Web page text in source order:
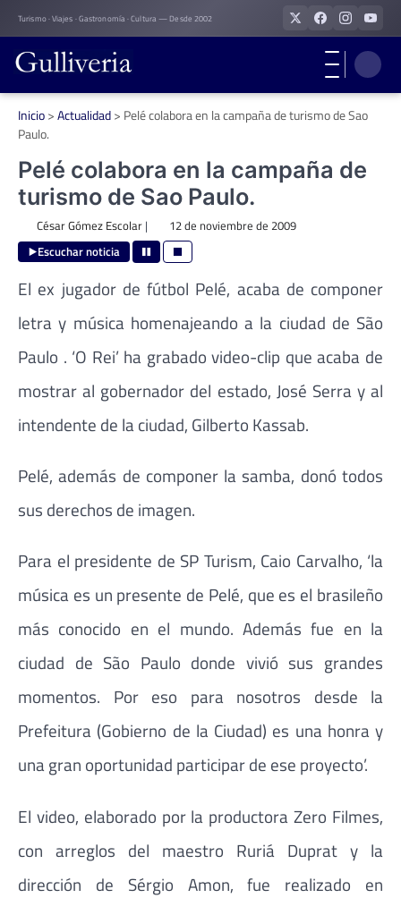
Skip
to
content
Turismo · Viajes · Gastronomía · Cultura — Desde 2002
Inicio>Actualidad> Pelé colabora en la campaña de turismo de Sao
Paulo.
Pelé colabora en la campaña de
turismo de Sao Paulo.
César Gómez Escolar| 12 de noviembre de 2009
Escuchar noticia
El ex jugador de fútbol Pelé, acaba de componer
letra y música homenajeando a la ciudad de São
Paulo . ‘O Rei’ ha grabado video-clip que acaba de
mostrar al gobernador del estado, José Serra y al
intendente de la ciudad, Gilberto Kassab.
Pelé, además de componer la samba, donó todos
sus derechos de imagen.
Para el presidente de SP Turism, Caio Carvalho, ‘la
música es un presente de Pelé, que es el brasileño
más conocido en el mundo. Además fue en la
ciudad de São Paulo donde vivió sus grandes
momentos. Por eso para nosotros desde la
Prefeitura (Gobierno de la Ciudad) es una honra y
una gran oportunidad participar de ese proyecto’.
El video, elaborado por la productora Zero Filmes,
con arreglos del maestro Ruriá Duprat y la
dirección de Sérgio Amon, fue realizado en